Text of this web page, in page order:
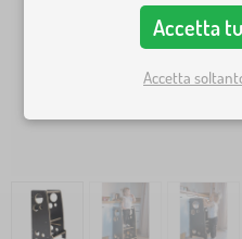
Accetta
Accetta